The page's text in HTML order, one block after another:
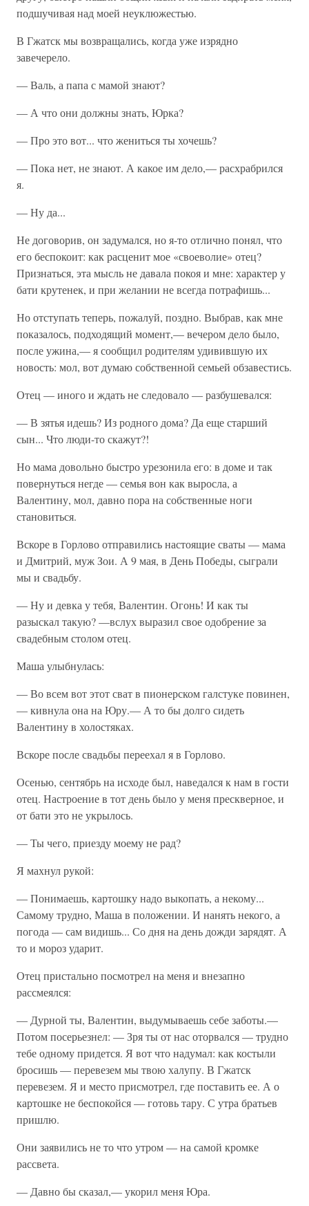
подшучивая над моей неуклюжестью.
В Гжатск мы возвращались, когда уже изрядно
завечерело.
— Валь, а папа с мамой знают?
— А что они должны знать, Юрка?
— Про это вот... что жениться ты хочешь?
— Пока нет, не знают. А какое им дело,— расхрабрился
я.
— Ну да...
Не договорив, он задумался, но я-то отлично понял, что
его беспокоит: как расценит мое «своеволие» отец?
Признаться, эта мысль не давала покоя и мне: характер у
бати крутенек, и при желании не всегда потрафишь...
Но отступать теперь, пожалуй, поздно. Выбрав, как мне
показалось, подходящий момент,— вечером дело было,
после ужина,— я сообщил родителям удивившую их
новость: мол, вот думаю собственной семьей обзавестись.
Отец — иного и ждать не следовало — разбушевался:
— В зятья идешь? Из родного дома? Да еще старший
сын... Что люди-то скажут?!
Но мама довольно быстро урезонила его: в доме и так
повернуться негде — семья вон как выросла, а
Валентину, мол, давно пора на собственные ноги
становиться.
Вскоре в Горлово отправились настоящие сваты — мама
и Дмитрий, муж Зои. А 9 мая, в День Победы, сыграли
мы и свадьбу.
— Ну и девка у тебя, Валентин. Огонь! И как ты
разыскал такую? —вслух выразил свое одобрение за
свадебным столом отец.
Маша улыбнулась:
— Во всем вот этот сват в пионерском галстуке повинен,
— кивнула она на Юру.— А то бы долго сидеть
Валентину в холостяках.
Вскоре после свадьбы переехал я в Горлово.
Осенью, сентябрь на исходе был, наведался к нам в гости
отец. Настроение в тот день было у меня прескверное, и
от бати это не укрылось.
— Ты чего, приезду моему не рад?
Я махнул рукой:
— Понимаешь, картошку надо выкопать, а некому...
Самому трудно, Маша в положении. И нанять некого, а
погода — сам видишь... Со дня на день дожди зарядят. А
то и мороз ударит.
Отец пристально посмотрел на меня и внезапно
рассмеялся:
— Дурной ты, Валентин, выдумываешь себе заботы.—
Потом посерьезнел: — Зря ты от нас оторвался — трудно
тебе одному придется. Я вот что надумал: как костыли
бросишь — перевезем мы твою халупу. В Гжатск
перевезем. Я и место присмотрел, где поставить ее. А о
картошке не беспокойся — готовь тару. С утра братьев
пришлю.
Они заявились не то что утром — на самой кромке
рассвета.
— Давно бы сказал,— укорил меня Юра.